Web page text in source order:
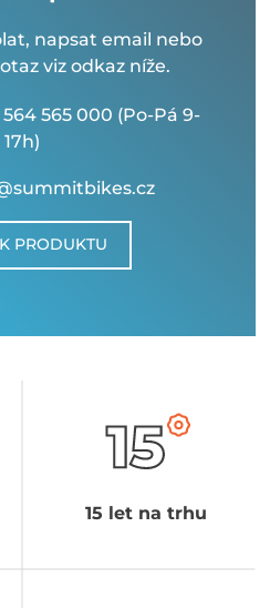
napsat email nebo
viz odkaz níže.
565 000 (Po-Pá 9-
17h)
PRODUKTU
15 let na trhu